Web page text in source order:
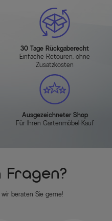
30 Tage Rückgaberecht
Einfache Retouren, ohne
Zusatzkosten
Ausgezeichneter Shop
Für Ihren Gartenmöbel-Kauf
Fragen?
beraten Sie gerne!